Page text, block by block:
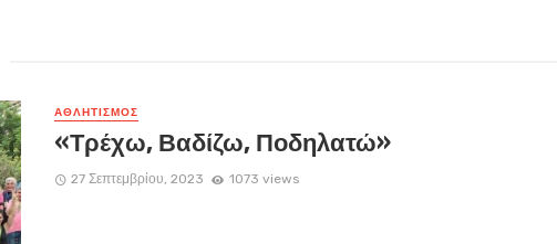
ΑΘΛΗΤΙΣΜΌΣ
«Τρέχω, Βαδίζω, Ποδηλατώ»
27 Σεπτεμβρίου, 2023 1073 views